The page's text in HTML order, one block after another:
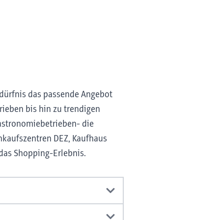
das passende Angebot
bis hin zu trendigen
die
DEZ, Kaufhaus
Shopping-Erlebnis.
sowie ihre